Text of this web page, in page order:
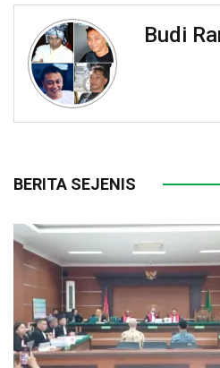
Budi
BERITA SEJENIS